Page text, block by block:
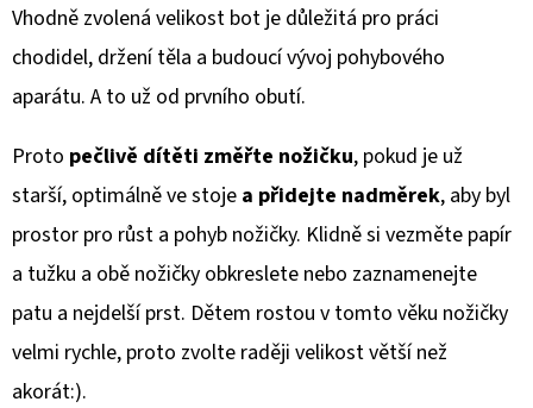
Vhodně zvolená velikost bot je důležitá pro práci
chodidel, držení těla a budoucí vývoj pohybového
aparátu. A to už od prvního obutí.
Proto pečlivě dítěti změřte nožičku, pokud je už
starší, optimálně ve stoje a přidejte nadměrek, aby byl
prostor pro růst a pohyb nožičky. Klidně si vezměte papír
a tužku a obě nožičky obkreslete nebo zaznamenejte
patu a nejdelší prst. Dětem rostou v tomto věku nožičky
velmi rychle, proto zvolte raději velikost větší než
akorát:).